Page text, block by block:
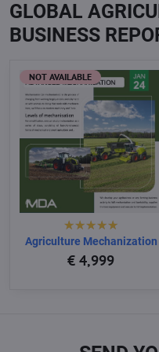
GLOBAL
BUSINESS
NOT AVAILABLE
Agriculture Mechanization
€ 4,999